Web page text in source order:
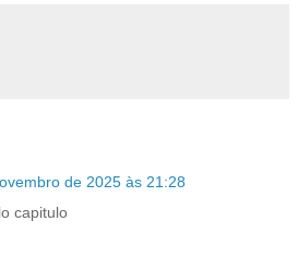
de 2025 às 21:28
capitulo